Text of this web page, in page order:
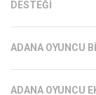
DESTEĞI
ADANA OYUNCU
ADANA OYUNCU